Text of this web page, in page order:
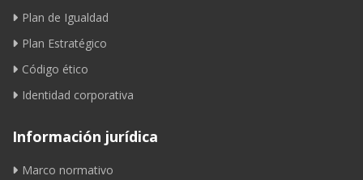
Plan de Igualdad
Plan Estratégico
Código ético
Identidad corporativa
Información jurídica
Marco normativo